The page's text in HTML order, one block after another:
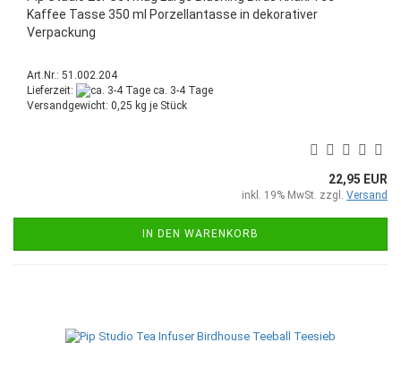
Kaffee Tasse 350 ml Porzellantasse in dekorativer
Verpackung
Art.Nr.: 51.002.204
Lieferzeit:
ca. 3-4 Tage
Versandgewicht: 0,25 kg je Stück
22,95 EUR
inkl. 19% MwSt. zzgl. Versand
IN DEN WARENKORB